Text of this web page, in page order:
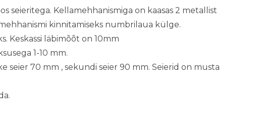
100
mm
väike
seier
70
seieritega. Kellamehhanismiga on kaasas 2 metallist
kinnitamiseks numbrilaua külge.
Keskassi läbimõõt on 10mm
1-10 mm.
seier 70 mm , sekundi seier 90 mm. Seierid on musta